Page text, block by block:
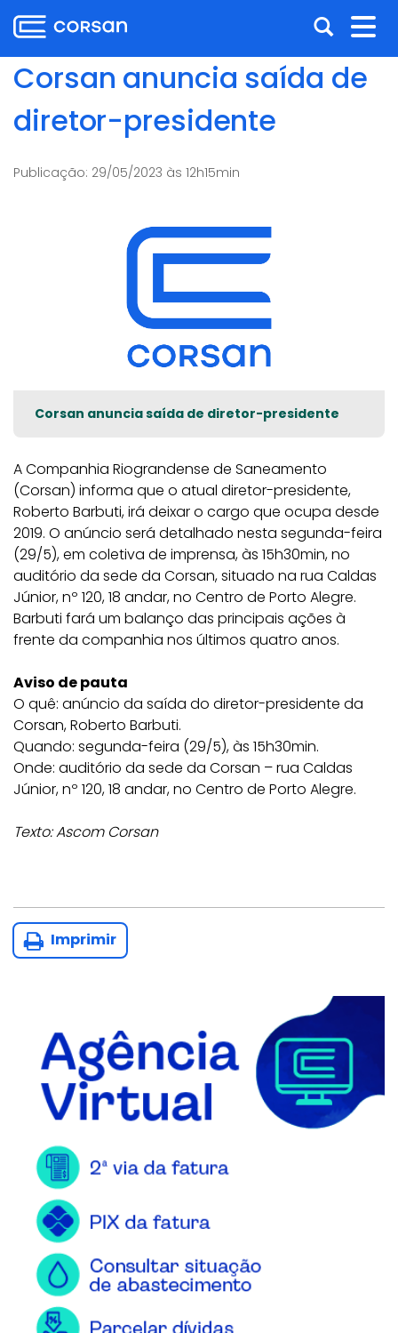
para
o
conteúdo
para
para
o
conteúdo
Abrir
a
busca
Corsan anuncia saída de
diretor-presidente
Publicação: 29/05/2023 às 12h15min
Corsan anuncia saída de diretor-presidente
A Companhia Riograndense de Saneamento
(Corsan) informa que o atual diretor-presidente,
Roberto Barbuti, irá deixar o cargo que ocupa desde
2019. O anúncio será detalhado nesta segunda-feira
(29/5), em coletiva de imprensa, às 15h30min, no
auditório da sede da Corsan, situado na rua Caldas
Júnior, nº 120, 18 andar, no Centro de Porto Alegre.
Barbuti fará um balanço das principais ações à
frente da companhia nos últimos quatro anos.
Aviso de pauta
O quê: anúncio da saída do diretor-presidente da
Corsan, Roberto Barbuti.
Quando: segunda-feira (29/5), às 15h30min.
Onde: auditório da sede da Corsan – rua Caldas
Júnior, nº 120, 18 andar, no Centro de Porto Alegre.
Texto: Ascom Corsan
Imprimir